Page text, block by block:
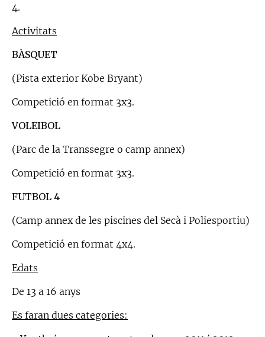
4.
Activitats
BÀSQUET
(Pista exterior Kobe Bryant)
Competició en format 3x3.
VOLEIBOL
(Parc de la Transsegre o camp annex)
Competició en format 3x3.
FUTBOL 4
(Camp annex de les piscines del Secà i Poliesportiu)
Competició en format 4x4.
Edats
De 13 a 16 anys
Es faran dues categories: